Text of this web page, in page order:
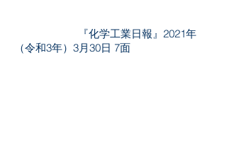
『化学工業日報』2021年
（令和3年）3月30日 7面